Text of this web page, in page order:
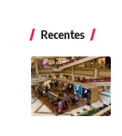
Recentes